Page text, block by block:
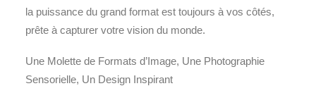
la puissance du grand format est toujours à vos côtés,
prête à capturer votre vision du monde.
Une Molette de Formats d’Image, Une Photographie
Sensorielle, Un Design Inspirant